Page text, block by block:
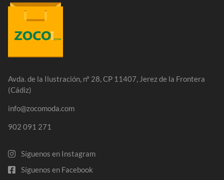
Avda. de la Ilustración, nº 28, CP 11407, Jerez de la Frontera
(Cádiz)
info@zocomoda.com
902 091 271
Síguenos en Instagram
Síguenos en Facebook